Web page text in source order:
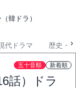
韓ドラ）
代ドラマ 歴史・
五十音順 新着順
話）ドラ